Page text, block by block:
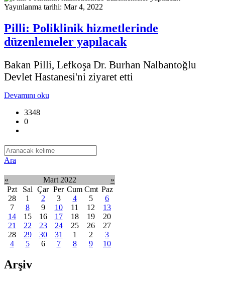
Yayınlanma tarihi: Mar 4, 2022
Pilli: Poliklinik hizmetlerinde
düzenlemeler yapılacak
Bakan Pilli, Lefkoşa Dr. Burhan Nalbantoğlu
Devlet Hastanesi'ni ziyaret etti
Devamını oku
3348
0
Ara
« Mart 2022
»
Pzt
Sal Çar Per Cum Cmt Paz
28
1 2 3 4 5
6
7
8 9 10 11 12
13
14
15 16 17 18 19
20
21
22 23 24 25 26
27
28
29 30 31 1 2
3
4
5 6 7 8 9 10
Arşiv